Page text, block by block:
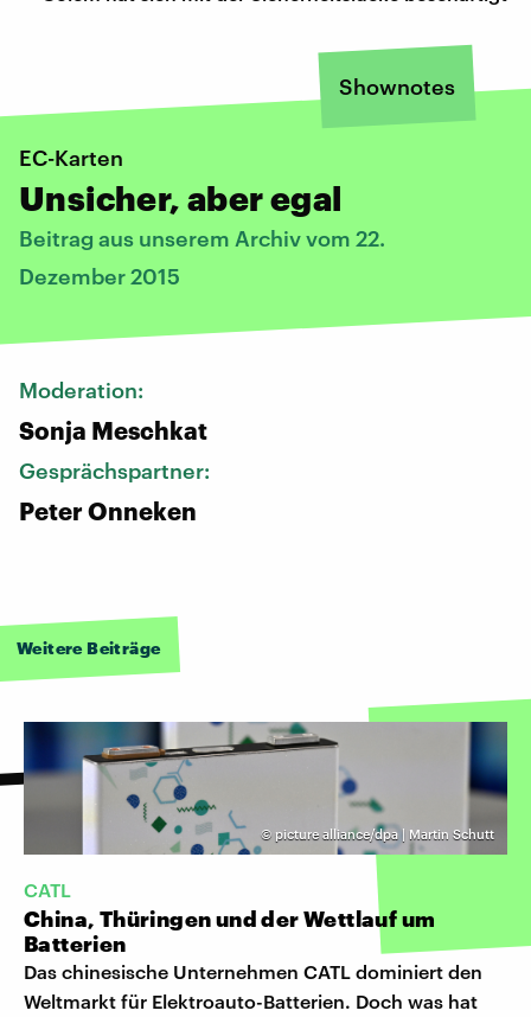
Shownotes
EC-Karten
Unsicher, aber egal
Beitrag aus unserem Archiv vom 22.
Dezember 2015
Moderation:
Sonja Meschkat
Gesprächspartner:
Peter Onneken
Weitere Beiträge
© picture alliance/dpa | Martin Schutt
CATL
China, Thüringen und der Wettlauf um
Batterien
Das chinesische Unternehmen CATL dominiert den
Weltmarkt für Elektroauto-Batterien. Doch was hat